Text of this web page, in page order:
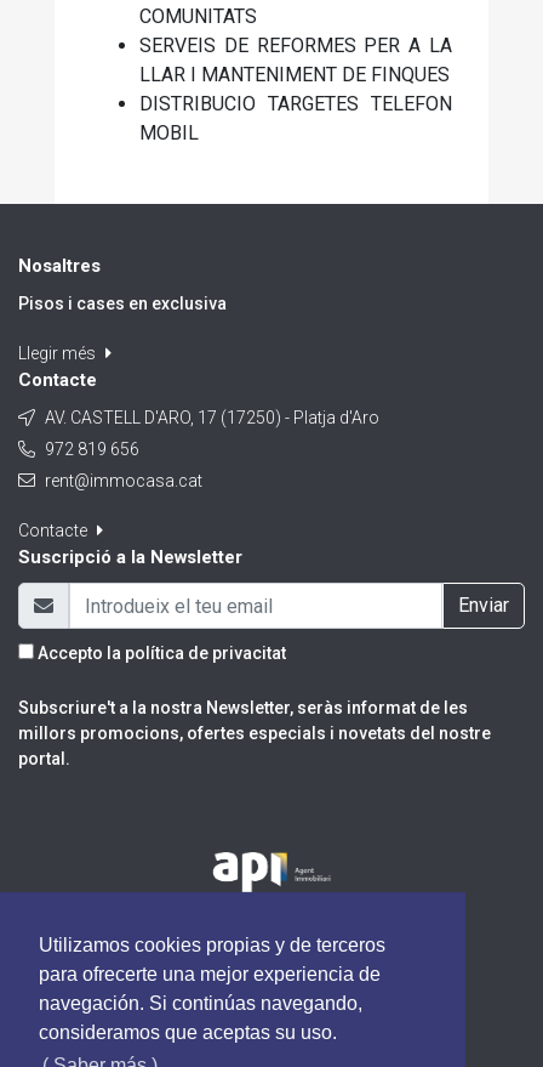
Utilizamos cookies propias y de terceros
para ofrecerte una mejor experiencia de
navegación. Si continúas navegando,
consideramos que aceptas su uso.
COMUNITATS
SERVEIS DE REFORMES PER A LA
LLAR I MANTENIMENT DE FINQUES
DISTRIBUCIO TARGETES TELEFON
MOBIL
Nosaltres
Pisos i cases en exclusiva
Llegir més
Contacte
AV. CASTELL D'ARO, 17 (17250) - Platja d'Aro
972 819 656
rent@immocasa.cat
Contacte
Suscripció a la Newsletter
Enviar
Accepto la política de privacitat
Subscriure't a la nostra Newsletter, seràs informat de les
millors promocions, ofertes especials i novetats del nostre
portal.